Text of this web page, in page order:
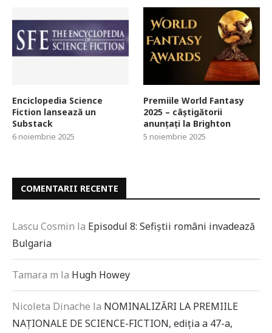
Enciclopedia Science
Fiction lansează un
Substack
6 noiembrie 2025
Premiile World Fantasy
2025 – câștigătorii
anunțați la Brighton
5 noiembrie 2025
COMENTARII RECENTE
Lascu Cosmin la Episodul 8: Sefiștii români invadează
Bulgaria
Tamara m la Hugh Howey
Nicoleta Dinache la NOMINALIZĂRI LA PREMIILE
NAȚIONALE DE SCIENCE-FICTION, ediția a 47-a,